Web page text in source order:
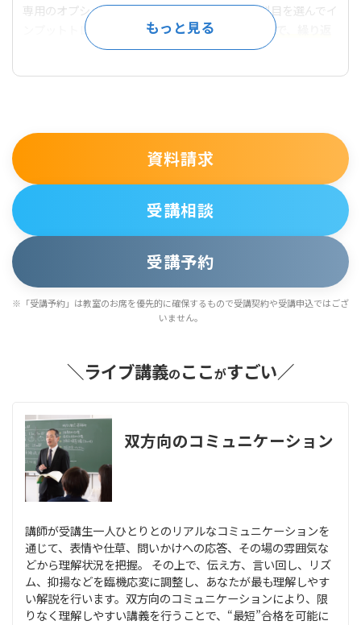
専用のオプション講座。得点アップを図りたい科目を選んでイ
ンプットトレーニングができます。 WEB受講なので、繰り返
！苦手科目の学習を自身のペースで着実に進め
資料請求
受講相談
受講予約
※「受講予約」は教室のお席を優先的に確保するもので受講契約や受講申込ではござ
いません。
＼ライブ講義のここがすごい／
双方向のコミュニケーション
講師が受講生一人ひとりとのリアルなコミュニケーションを
通じて、表情や仕草、問いかけへの応答、その場の雰囲気な
どから理解状況を把握。 その上で、伝え方、言い回し、リズ
ム、抑揚などを臨機応変に調整し、あなたが最も理解しやす
い解説を行います。双方向のコミュニケーションにより、限
りなく理解しやすい講義を行うことで、“最短”合格を可能に